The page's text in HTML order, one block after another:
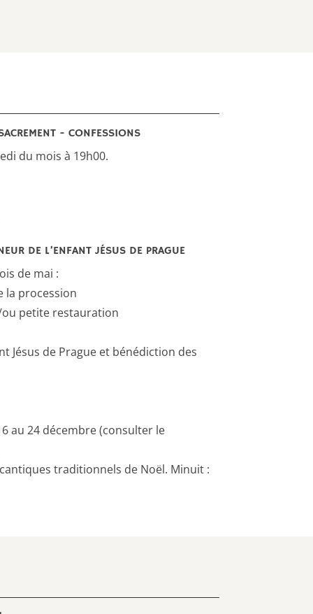
- CONFESSIONS
du mois à 19h00.
DE L’ENFANT JÉSUS DE PRAGUE
de mai :
la procession
ou petite restauration
Jésus de Prague et bénédiction des
au 24 décembre (consulter le
traditionnels de Noël. Minuit :